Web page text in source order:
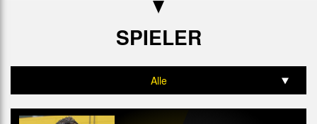
SPIELER
Alle
Tor